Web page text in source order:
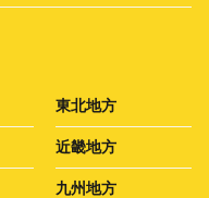
東北地方
近畿地方
九州地方